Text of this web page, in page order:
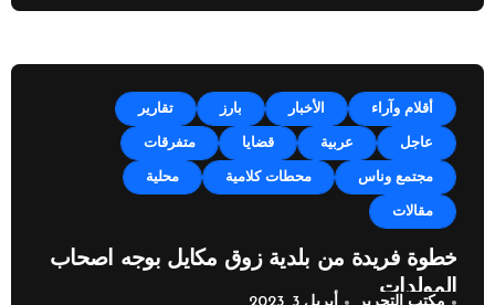
أقلام وآراء الأخبار بارز تقارير
عاجل عربية قضايا متفرقات
مجتمع وناس محطات كلامية محلية
مقالات
خطوة فريدة من بلدية زوق مكايل بوجه اصحاب
المولدات